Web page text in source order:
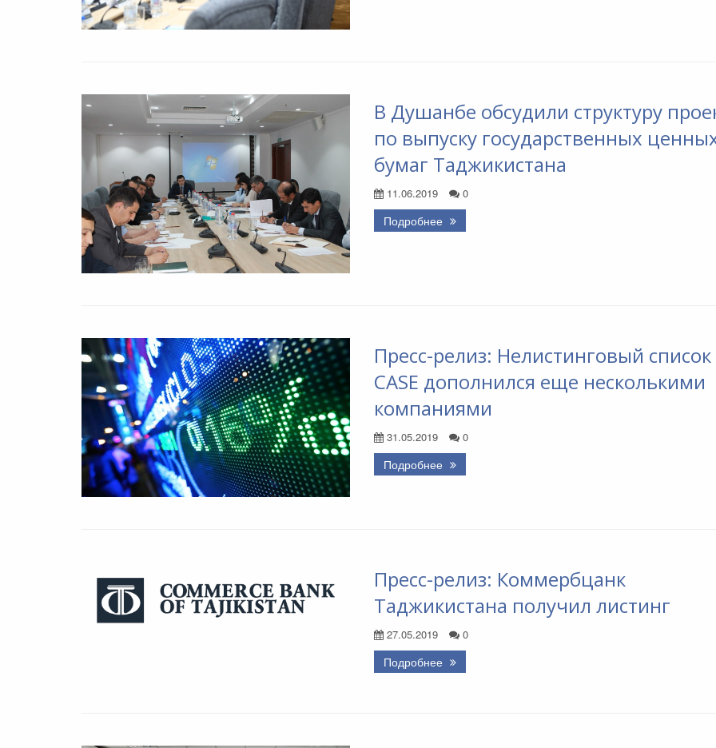
В Душанбе обсудили структуру
по выпуску государственных
бумаг Таджикистана
11.06.2019 0
Подробнее
Пресс-релиз: Нелистинговый список
CASE дополнился еще несколькими
компаниями
31.05.2019 0
Подробнее
Пресс-релиз: Коммербцанк
Таджикистана получил листинг
27.05.2019 0
Подробнее